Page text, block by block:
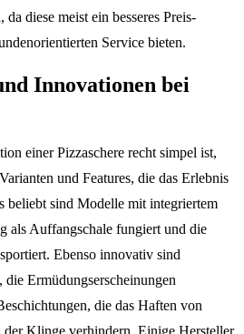
diese meist ein besseres Preis-
Service bieten.
Innovationen bei
einer Pizzaschere recht simpel ist,
und Features, die das Erlebnis
beliebt sind Modelle mit integriertem
als Auffangschale fungiert und die
Ebenso innovativ sind
Ermüdungserscheinungen
die das Haften von